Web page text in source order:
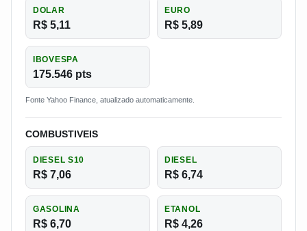
DOLAR
R$ 5,11
EURO
R$ 5,89
IBOVESPA
175.546 pts
Fonte Yahoo Finance, atualizado automaticamente.
COMBUSTIVEIS
DIESEL S10
R$ 7,06
DIESEL
R$ 6,74
GASOLINA
R$ 6,70
ETANOL
R$ 4,26